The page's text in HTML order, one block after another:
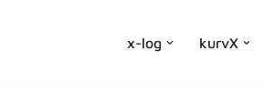
x-log kurvX